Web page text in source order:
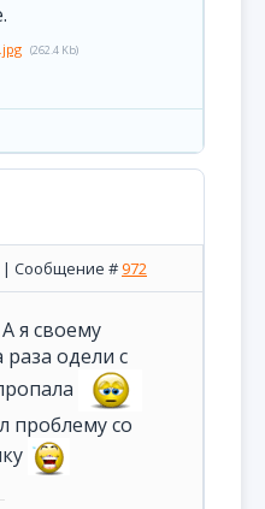
(262.4 Kb)
| Сообщение #972
я своему
раза одели с
проблему со